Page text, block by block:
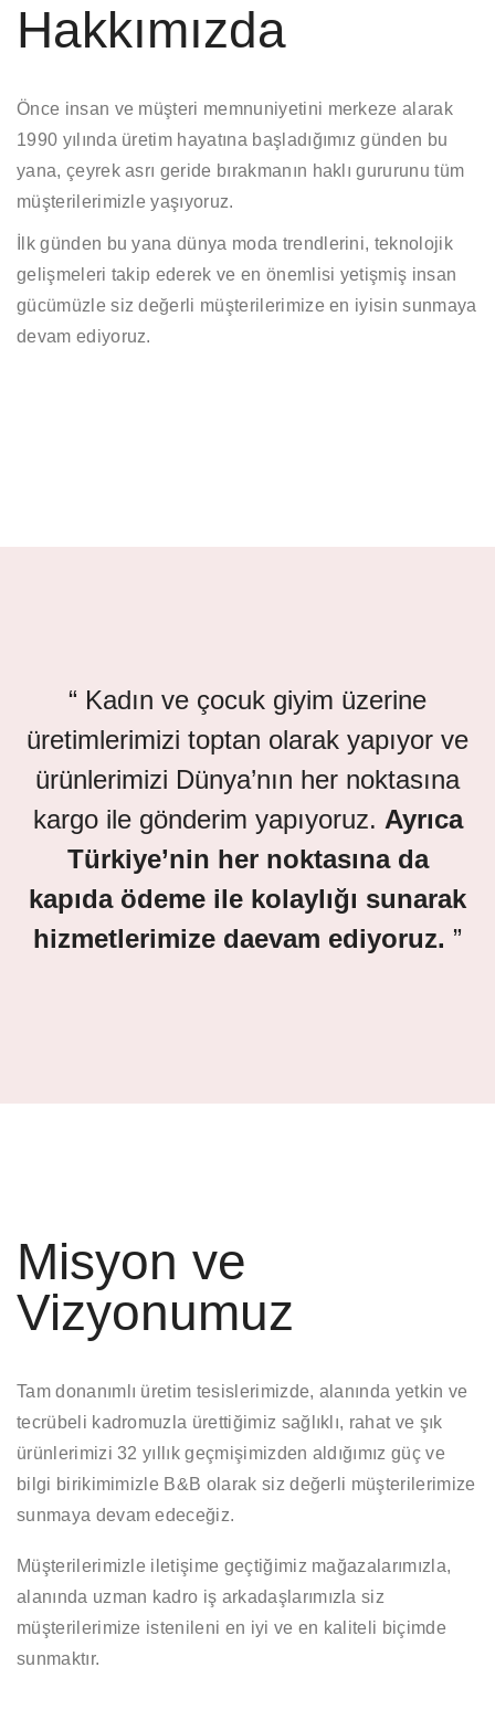
Hakkımızda
Önce insan ve müşteri memnuniyetini merkeze alarak
1990 yılında üretim hayatına başladığımız günden bu
yana, çeyrek asrı geride bırakmanın haklı gururunu tüm
müşterilerimizle yaşıyoruz.
İlk günden bu yana dünya moda trendlerini, teknolojik
gelişmeleri takip ederek ve en önemlisi yetişmiş insan
gücümüzle siz değerli müşterilerimize en iyisin sunmaya
devam ediyoruz.
“ Kadın ve çocuk giyim üzerine
üretimlerimizi toptan olarak yapıyor ve
ürünlerimizi Dünya’nın her noktasına
kargo ile gönderim yapıyoruz. Ayrıca
Türkiye’nin her noktasına da
kapıda ödeme ile kolaylığı sunarak
hizmetlerimize daevam ediyoruz. ”
Misyon ve
Vizyonumuz
Tam donanımlı üretim tesislerimizde, alanında yetkin ve
tecrübeli kadromuzla ürettiğimiz sağlıklı, rahat ve şık
ürünlerimizi 32 yıllık geçmişimizden aldığımız güç ve
bilgi birikimimizle B&B olarak siz değerli müşterilerimize
sunmaya devam edeceğiz.
Müşterilerimizle iletişime geçtiğimiz mağazalarımızla,
alanında uzman kadro iş arkadaşlarımızla siz
müşterilerimize istenileni en iyi ve en kaliteli biçimde
sunmaktır.